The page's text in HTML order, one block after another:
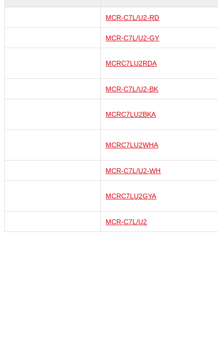
MCR-C7L/U2-RD
MCR-C7L/U2-GY
MCRC7LU2RDA
MCR-C7L/U2-BK
MCRC7LU2BKA
MCRC7LU2WHA
MCR-C7L/U2-WH
MCRC7LU2GYA
MCR-C7L/U2